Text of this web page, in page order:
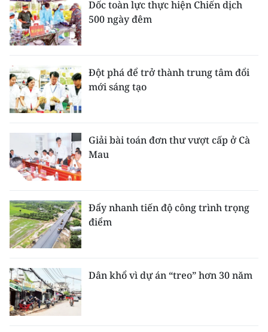
Dốc toàn lực thực hiện Chiến dịch
500 ngày đêm
Đột phá để trở thành trung tâm đổi
mới sáng tạo
Giải bài toán đơn thư vượt cấp ở Cà
Mau
Đẩy nhanh tiến độ công trình trọng
điểm
Dân khổ vì dự án “treo” hơn 30 năm